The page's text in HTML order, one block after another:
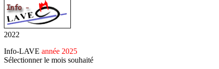
2022
Info-LAVE année 2025
Sélectionner le mois souhaité